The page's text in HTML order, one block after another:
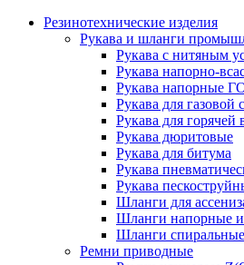
Резинотехнические изделия
Рукава и шланги
Рукава с нитяным
Рукава напорно-
Рукава напорные
Рукава для газовой
Рукава для горячей
Рукава дюритовые
Рукава для битума
Рукава
Рукава
Шланги для
Шланги напорные
Шланги
Ремни приводные